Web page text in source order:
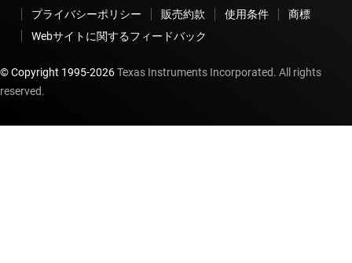
プライバシーポリシー
販売約款 使用条件
商標
Webサイトに関するフィードバック
© Copyright 1995-2026Texas Instruments Incorporated. All rights
reserved.